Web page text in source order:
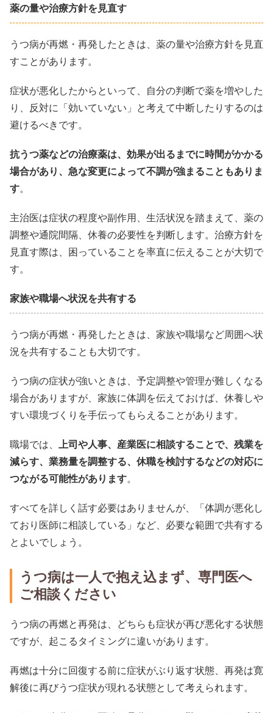
薬の量や治療方針を見直す
うつ病が再燃・再発したときは、薬の量や治療方針を見直
すことがあります。
症状が悪化したからといって、自分の判断で薬を増やした
り、反対に「効いていない」と考えて中断したりするのは
避けるべきです。
抗うつ薬などの治療薬は、効果が出るまでに時間がかかる
場合があり、急な変更によって不調が強まることもありま
す。
主治医は症状の程度や副作用、生活状況を踏まえて、薬の
調整や通院間隔、休養の必要性を判断します。治療方針を
見直す際は、困っていることを率直に伝えることが大切で
す。
家族や職場へ状況を共有する
うつ病が再燃・再発したときは、家族や職場など周囲へ状
況を共有することも大切です。
うつ病の症状が強いときは、予定調整や管理が難しくなる
場合がありますが、家族に体調を伝えておけば、休養しや
すい環境づくりを手伝ってもらえることがあります。
職場では、 上司や人事、産業医に相談することで、残業を
減らす、業務量を調整する、休職を検討するなどの対応に
つながる可能性があります。
すべてを詳しく話す必要はありませんが、「体調が悪化し
ており医師に相談している」など、必要な範囲で共有する
とよいでしょう。
うつ病は一人で抱え込まず、専門医へ
ご相談ください
うつ病の再燃と再発は、どちらも症状が再び悪化する状態
ですが、起こるタイミングに違いがあります。
再燃は十分に回復する前に症状がぶり返す状態、再発は寛
解後に再びうつ症状が現れる状態として考えられます。